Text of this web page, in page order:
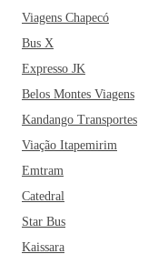
Viagens Chapecó
Bus X
Expresso JK
Belos Montes Viagens
Kandango Transportes
Viação Itapemirim
Emtram
Catedral
Star Bus
Kaissara